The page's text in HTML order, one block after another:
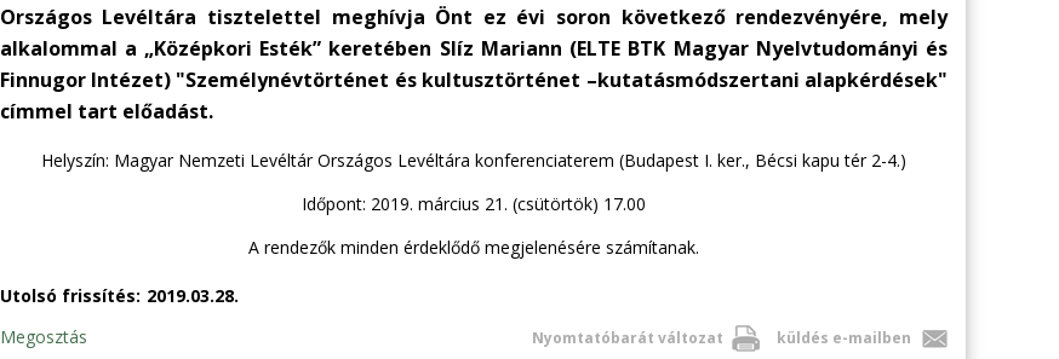
Országos Levéltára tisztelettel meghívja Önt ez évi soron következő rendezvényére, mely
alkalommal a „Középkori Esték” keretében Slíz Mariann (ELTE BTK Magyar Nyelvtudományi és
Finnugor Intézet) "Személynévtörténet és kultusztörténet –kutatásmódszertani alapkérdések"
címmel tart előadást.
Helyszín: Magyar Nemzeti Levéltár Országos Levéltára konferenciaterem (Budapest I. ker., Bécsi kapu tér 2-4.)
Időpont: 2019. március 21. (csütörtök) 17.00
A rendezők minden érdeklődő megjelenésére számítanak.
Utolsó frissítés: 2019.03.28.
Nyomtatóbarát változat küldés e-mailben
Megosztás